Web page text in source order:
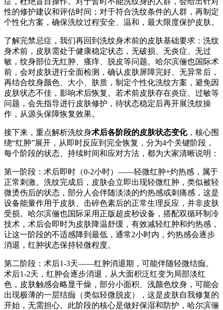
性的修护建议和评估时间；对于符合洗纹条件的人群，再制定
个性化方案，确保洗纹过程安全、温和，最大限度保护皮肤。
了解完禁忌症，我们再回到洗纹身术前的皮肤基础要求：洗纹
身术前，皮肤需处于健康稳定状态，无破损、无炎症、无过
敏，纹身部位无红肿、瘙痒、脱皮等问题。哈尔滨俪也国际术
前，会对皮肤进行全面检测，确认皮肤屏障完好、无异常后，
再结合纹身颜色、大小、肤质，制定个性化洗纹方案，避免因
皮肤状态不佳，影响术后恢复。若术前皮肤存在炎症、过敏等
问题，会先指导进行皮肤修护，待状态稳定后再开展洗纹操
作，从源头保障恢复效果。
接下来，重点解析洗纹身术后各阶段的皮肤状态变化，核心围
绕“红肿”展开，从即时反应到完全恢复，分为4个关键阶段，
每个阶段的状态、持续时间和应对方法，都为大家清晰说明：
第一阶段：术后即时（0-2小时）——轻微红肿+灼热感，属于
正常刺激。洗纹完成后，皮肤会立即出现轻微红肿，类似被轻
微烫伤后的状态，部分人会伴随淡淡的灼热感或刺痛感，这是
设备能量作用于皮肤、击碎色素后的正常生理反应，并非皮肤
受损。哈尔滨俪也国际采用正版超皮秒设备，搭配双循环制冷
技术，术后会即时为皮肤降温舒缓，有效减轻红肿和灼热感，
让这一阶段的不适感降到最低，通常2小时内，灼热感会逐步
消退，红肿状态保持轻微程度。
第二阶段：术后1-3天——红肿消退期，可能伴随轻微结痂。
术后1-2天，红肿会逐步消退，从大面积泛红变为局部淡红
色，皮肤触感会略显干燥，部分小面积、浅颜色纹身，可能会
出现极薄的一层结痂（类似轻微脱皮），这是皮肤自我修复的
开始，无需担心。此阶段的核心是做好保湿和防护，哈尔滨俪